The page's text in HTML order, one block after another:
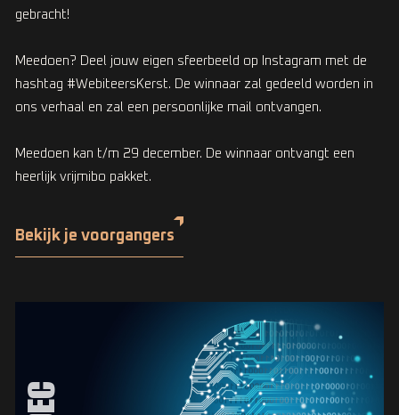
gebracht!
Meedoen? Deel jouw eigen sfeerbeeld op Instagram met de
hashtag #WebiteersKerst. De winnaar zal gedeeld worden in
ons verhaal en zal een persoonlijke mail ontvangen.
Meedoen kan t/m 29 december. De winnaar ontvangt een
heerlijk vrijmibo pakket.
Bekijk je voorgangers